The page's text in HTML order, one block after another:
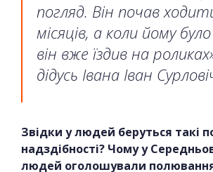
погляд. Він почав
місяців, а коли йому
він вже їздив на
дідусь Івана Іван
Звідки у людей беруться такі
надздібності? Чому у
людей оголошували